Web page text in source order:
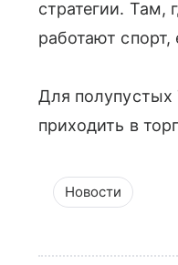
стратегии. Там,
работают спорт,
Для полупустых
приходить в
Новости